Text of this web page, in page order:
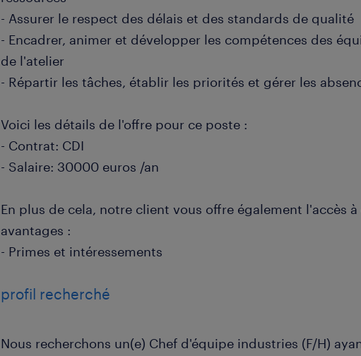
- Assurer le respect des délais et des standards de qualité
- Encadrer, animer et développer les compétences des
de l'atelier
- Répartir les tâches, établir les priorités et gérer les
Voici les détails de l'offre pour ce poste :
- Contrat: CDI
- Salaire: 30000 euros /an
En plus de cela, notre client vous offre également l'accès à
avantages :
- Primes et intéressements
profil recherché
Nous recherchons un(e) Chef d'équipe industries (F/H)